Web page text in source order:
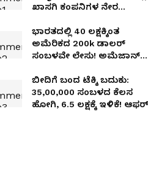
ಖಾಸಗಿ ಕಂಪನಿಗಳ ನೇರ
ಭಾರತದಲ್ಲಿ ₹40 ಲಕ್ಷಕ್ಕಿಂತ
ಅಮೆರಿಕದ 200k ಡಾಲರ್
ಸಂಬಳವೇ ಲೇಸು! ಅಮೆಜಾನ್
ಬೀದಿಗೆ ಬಂದ ಟೆಕ್ಕಿ ಬದುಕು:
35,00,000 ಸಂಬಳದ ಕೆಲಸ
ಹೋಗಿ, ₹6.5 ಲಕ್ಷಕ್ಕೆ ಇಳಿಕೆ! ಆಫರ್